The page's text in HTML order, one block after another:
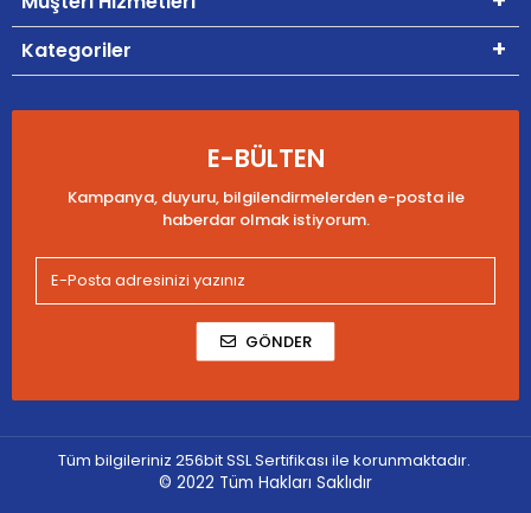
Kategoriler
E-BÜLTEN
Kampanya, duyuru, bilgilendirmelerden e-posta ile
haberdar olmak istiyorum.
GÖNDER
Tüm bilgileriniz 256bit SSL Sertifikası ile korunmaktadır.
© 2022 Tüm Hakları Saklıdır